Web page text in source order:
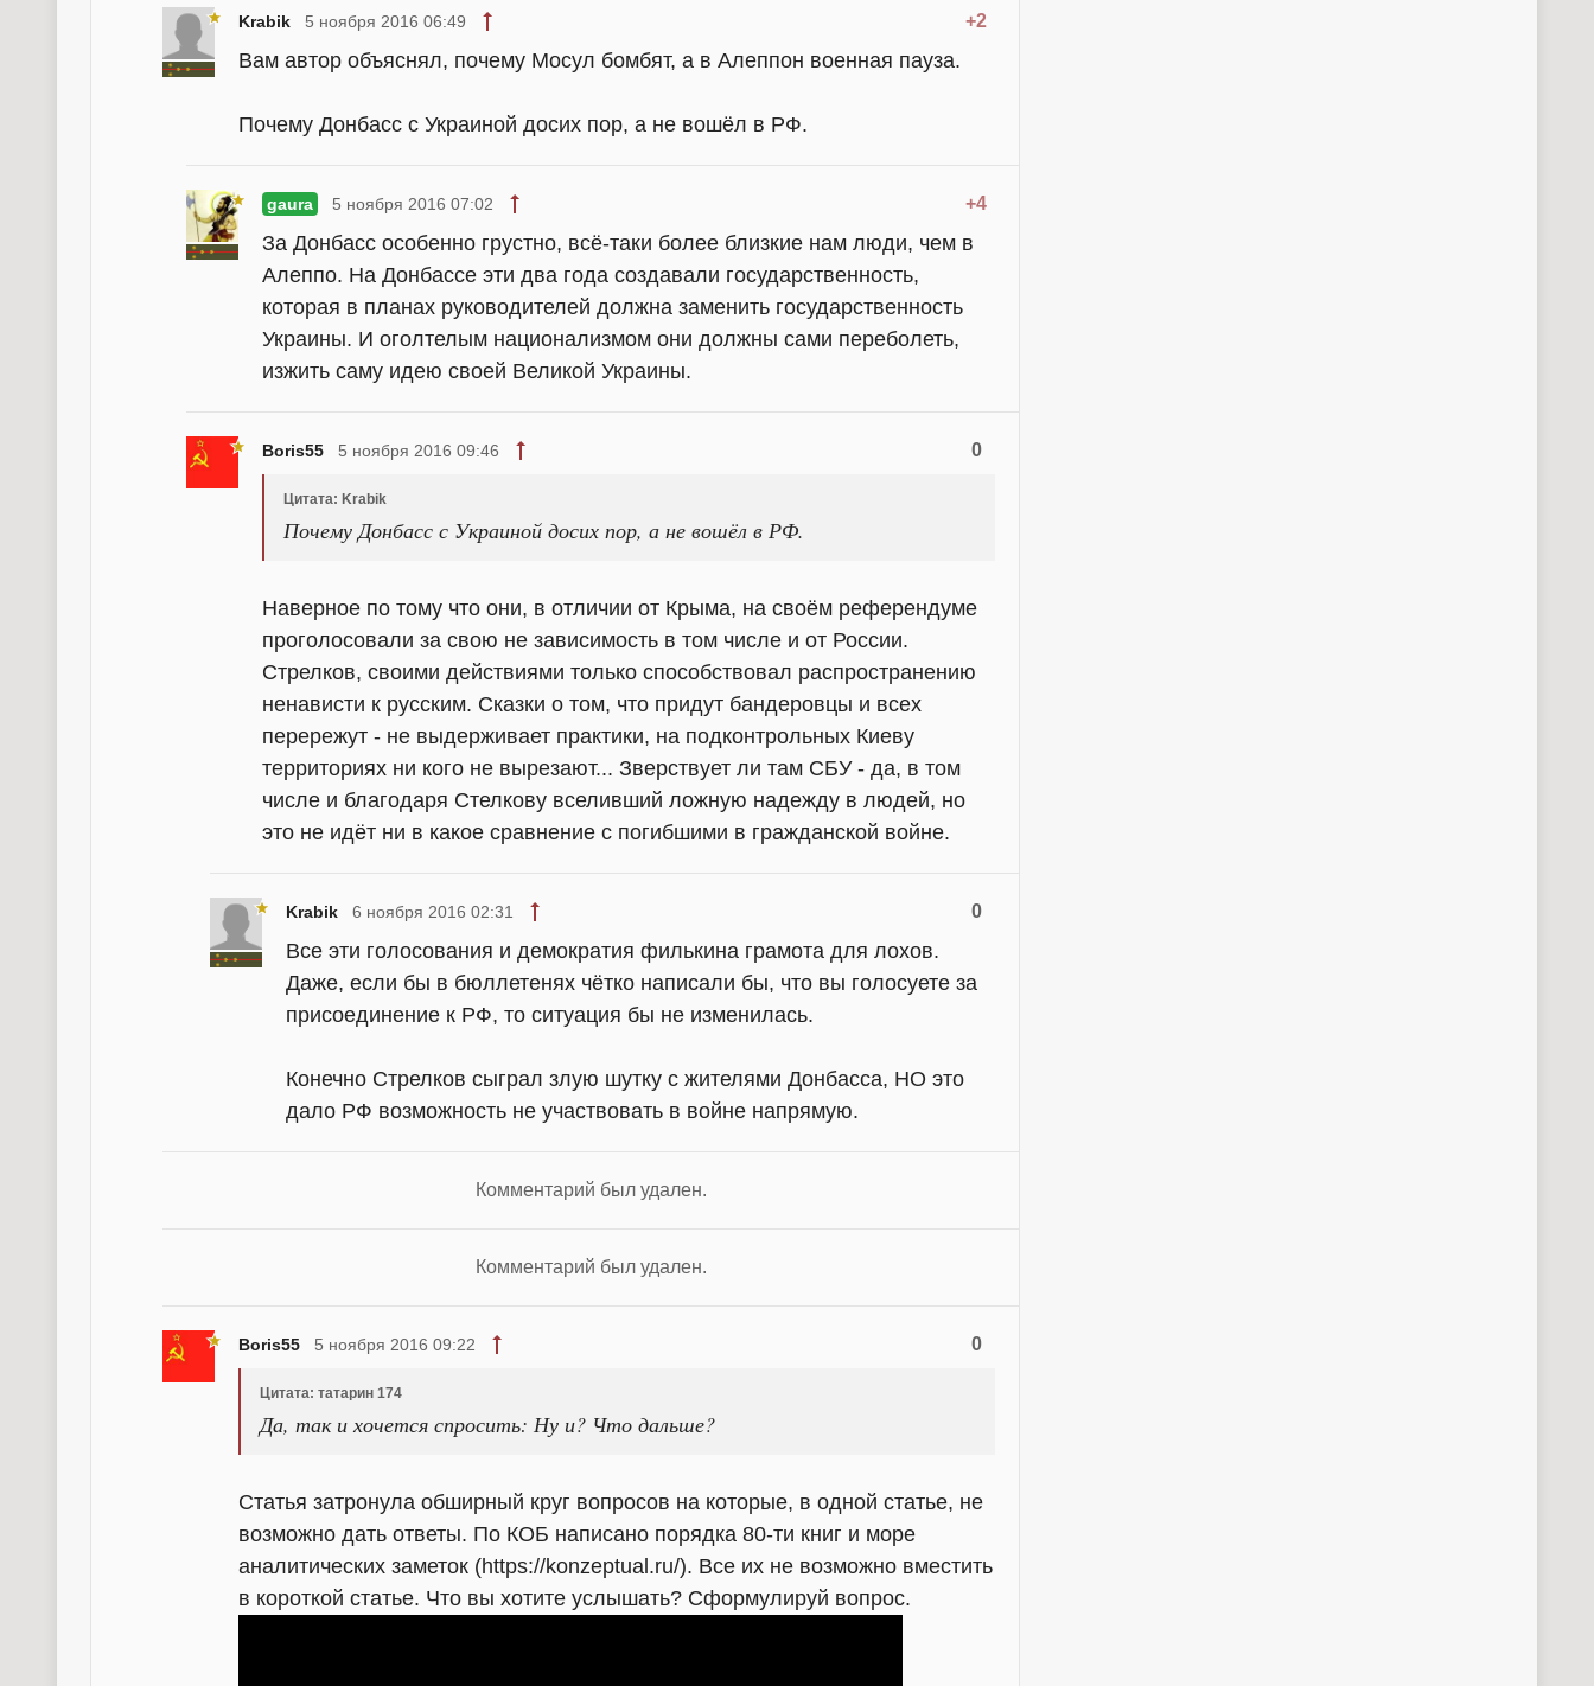
Krabik +2
5 ноября 2016 06:49
Вам автор объяснял, почему Мосул бомбят, а в Алеппон военная пауза.
Почему Донбасс с Украиной досих пор, а не вошёл в РФ.
gaura +4
5 ноября 2016 07:02
За Донбасс особенно грустно, всё-таки более близкие нам люди, чем в
Алеппо. На Донбассе эти два года создавали государственность,
которая в планах руководителей должна заменить государственность
Украины. И оголтелым национализмом они должны сами переболеть,
изжить саму идею своей Великой Украины.
Boris55 0
5 ноября 2016 09:46
Цитата: Krabik
Почему Донбасс с Украиной досих пор, а не вошёл в РФ.
Наверное по тому что они, в отличии от Крыма, на своём референдуме
проголосовали за свою не зависимость в том числе и от России.
Стрелков, своими действиями только способствовал распространению
ненависти к русским. Сказки о том, что придут бандеровцы и всех
перережут - не выдерживает практики, на подконтрольных Киеву
территориях ни кого не вырезают... Зверствует ли там СБУ - да, в том
числе и благодаря Стелкову вселивший ложную надежду в людей, но
это не идёт ни в какое сравнение с погибшими в гражданской войне.
Krabik 0
6 ноября 2016 02:31
Все эти голосования и демократия филькина грамота для лохов.
Даже, если бы в бюллетенях чётко написали бы, что вы голосуете за
присоединение к РФ, то ситуация бы не изменилась.
Конечно Стрелков сыграл злую шутку с жителями Донбасса, НО это
дало РФ возможность не участвовать в войне напрямую.
Комментарий был удален.
Комментарий был удален.
Boris55 0
5 ноября 2016 09:22
Цитата: татарин 174
Да, так и хочется спросить: Ну и? Что дальше?
Статья затронула обширный круг вопросов на которые, в одной статье, не
возможно дать ответы. По КОБ написано порядка 80-ти книг и море
аналитических заметок (https://konzeptual.ru/). Все их не возможно вместить
в короткой статье. Что вы хотите услышать? Сформулируй вопрос.